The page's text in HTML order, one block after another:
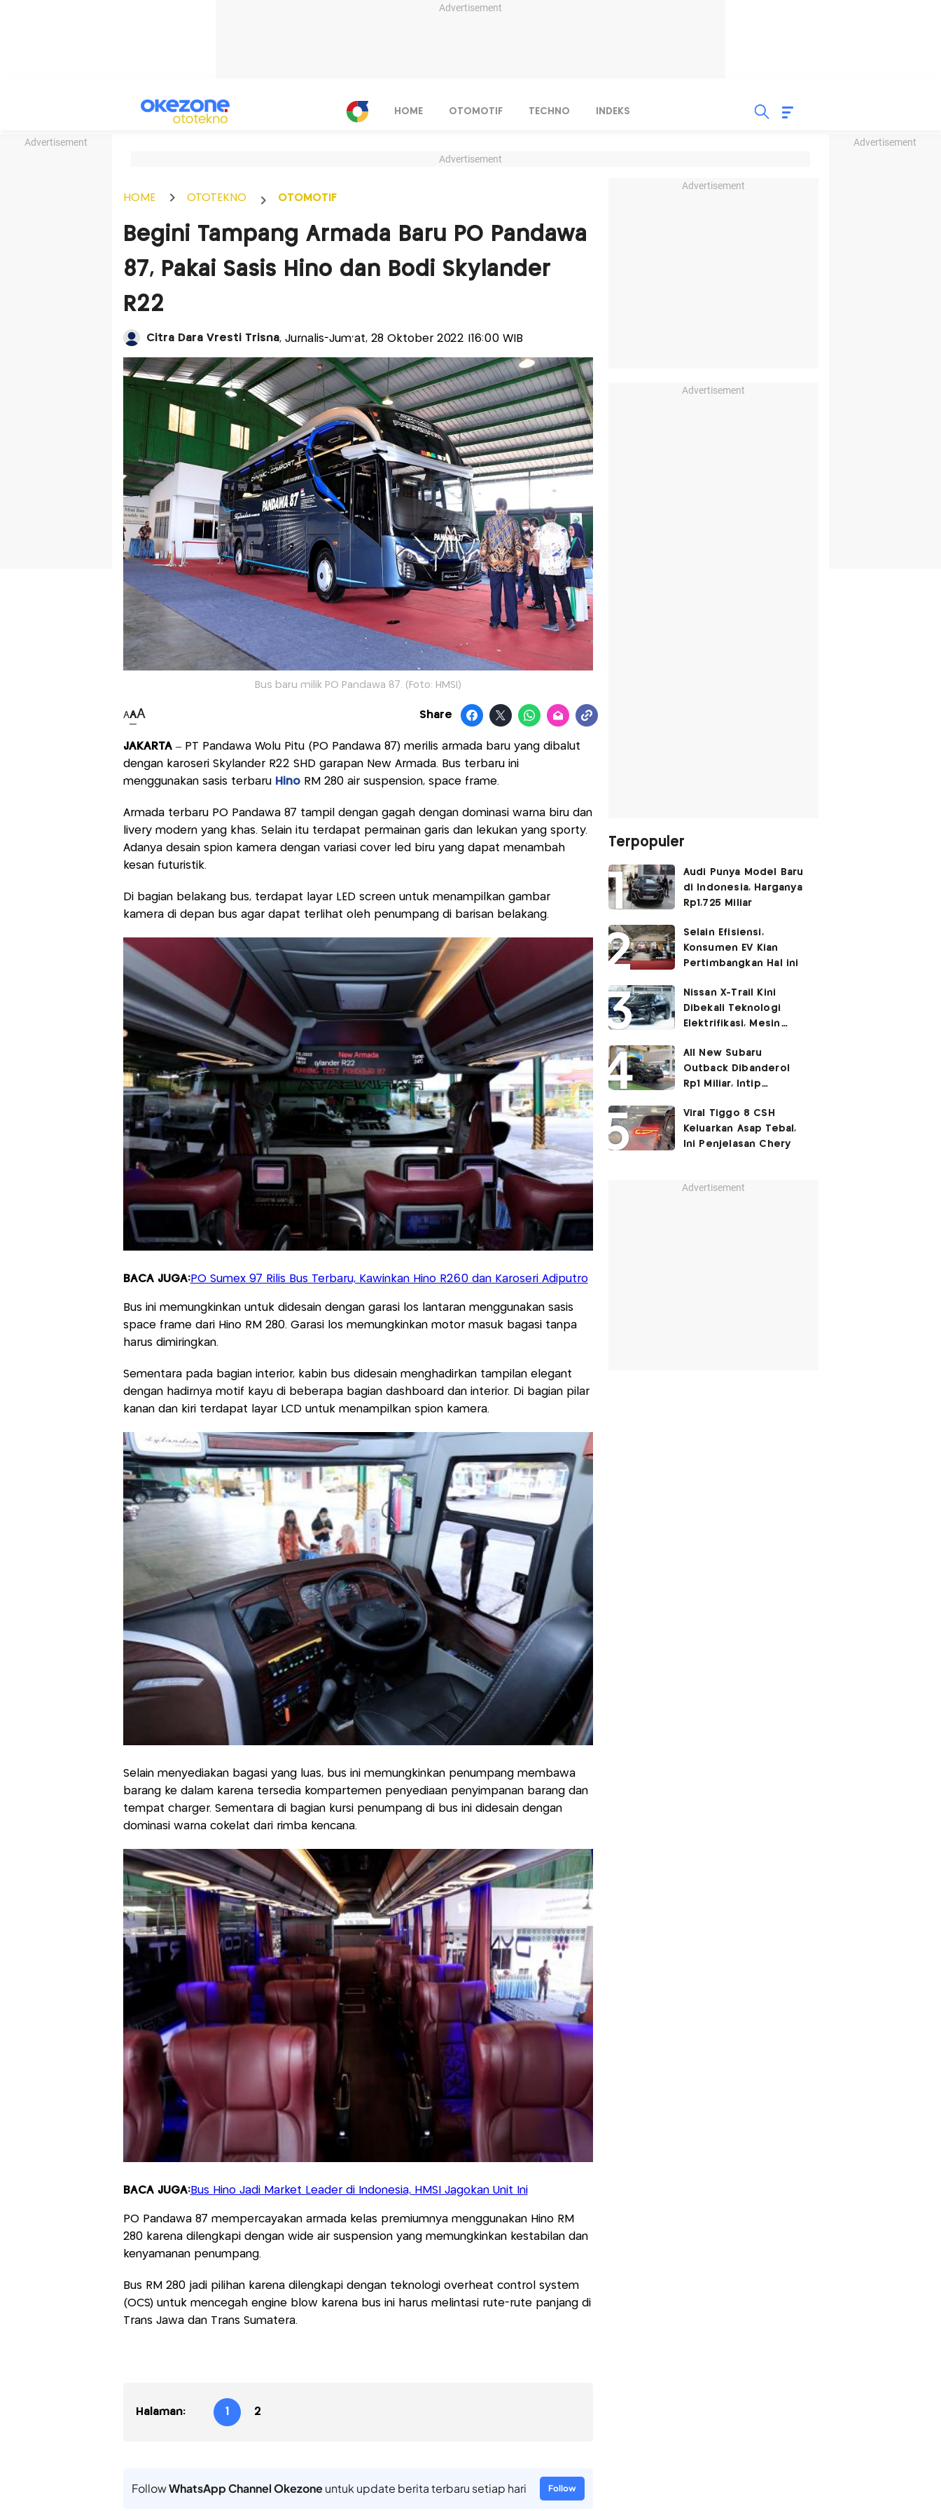
Advertisement
Advertisement Advertisement
HOME OTOMOTIF TECHNO INDEKS
Advertisement
HOME OTOTEKNO OTOMOTIF
Begini Tampang Armada Baru PO Pandawa
87, Pakai Sasis Hino dan Bodi Skylander
R22
Citra Dara Vresti Trisna, Jurnalis-Jum'at, 28 Oktober 2022 |16:00 WIB
Bus baru milik PO Pandawa 87. (Foto: HMSI)
AAA Share
JAKARTA– PT Pandawa Wolu Pitu (PO Pandawa 87) merilis armada baru yang dibalut
dengan karoseri Skylander R22 SHD garapan New Armada. Bus terbaru ini
menggunakan sasis terbaru HinoRM 280 air suspension, space frame.
Armada terbaru PO Pandawa 87 tampil dengan gagah dengan dominasi warna biru dan
livery modern yang khas. Selain itu terdapat permainan garis dan lekukan yang sporty.
Adanya desain spion kamera dengan variasi cover led biru yang dapat menambah
kesan futuristik.
Di bagian belakang bus, terdapat layar LED screen untuk menampilkan gambar
kamera di depan bus agar dapat terlihat oleh penumpang di barisan belakang.
BACA JUGA:PO Sumex 97 Rilis Bus Terbaru, Kawinkan Hino R260 dan Karoseri Adiputro
Bus ini memungkinkan untuk didesain dengan garasi los lantaran menggunakan sasis
space frame dari Hino RM 280. Garasi los memungkinkan motor masuk bagasi tanpa
harus dimiringkan.
Sementara pada bagian interior, kabin bus didesain menghadirkan tampilan elegant
dengan hadirnya motif kayu di beberapa bagian dashboard dan interior. Di bagian pilar
kanan dan kiri terdapat layar LCD untuk menampilkan spion kamera.
Selain menyediakan bagasi yang luas, bus ini memungkinkan penumpang membawa
barang ke dalam karena tersedia kompartemen penyediaan penyimpanan barang dan
tempat charger. Sementara di bagian kursi penumpang di bus ini didesain dengan
dominasi warna cokelat dari rimba kencana.
BACA JUGA:Bus Hino Jadi Market Leader di Indonesia, HMSI Jagokan Unit Ini
PO Pandawa 87 mempercayakan armada kelas premiumnya menggunakan Hino RM
280 karena dilengkapi dengan wide air suspension yang memungkinkan kestabilan dan
kenyamanan penumpang.
Bus RM 280 jadi pilihan karena dilengkapi dengan teknologi overheat control system
(OCS) untuk mencegah engine blow karena bus ini harus melintasi rute-rute panjang di
Trans Jawa dan Trans Sumatera.
Halaman: 1 2
FollowWhatsApp Channel Okezoneuntuk update berita terbaru setiap hari Follow
Advertisement
Advertisement
Terpopuler
Audi Punya Model Baru
di Indonesia, Harganya
Rp1,725 Miliar
Selain Efisiensi,
Konsumen EV Kian
Pertimbangkan Hal ini
Nissan X-Trail Kini
Dibekali Teknologi
Elektrifikasi, Mesin
All New Subaru
Outback Dibanderol
Rp1 Miliar, Intip
Viral Tiggo 8 CSH
Keluarkan Asap Tebal,
Ini Penjelasan Chery
Advertisement